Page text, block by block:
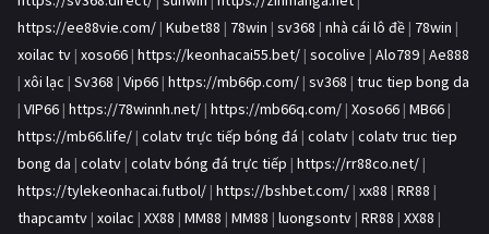
https://ee88vie.com/ | Kubet88 | 78win | sv368 | nhà cái lô đề | 78win |
xoilac tv | xoso66 | https://keonhacai55.bet/ | socolive | Alo789 | Ae888
| xôi lạc | Sv368 | Vip66 | https://mb66p.com/ | sv368 | truc tiep bong da
| VIP66 | https://78winnh.net/ | https://mb66q.com/ | Xoso66 | MB66 |
https://mb66.life/ | colatv trực tiếp bóng đá | colatv | colatv truc tiep
bong da | colatv | colatv bóng đá trực tiếp | https://rr88co.net/ |
https://tylekeonhacai.futbol/ | https://bshbet.com/ | xx88 | RR88 |
thapcamtv | xoilac | XX88 | MM88 | MM88 | luongsontv | RR88 | XX88 |